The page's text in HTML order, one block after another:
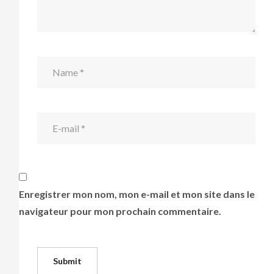
Enregistrer mon nom, mon e-mail et mon site dans le
navigateur pour mon prochain commentaire.